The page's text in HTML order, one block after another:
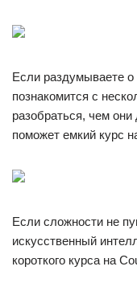
Если раздумываете
познакомится с
разобраться, чем
поможет емкий курс
Если сложности не
искусственный
короткого курса на